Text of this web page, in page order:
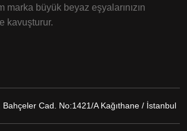
marka büyük beyaz eşyalarınızın
kavuşturur.
Cad. No:1421/A Kağıthane / İstanbul